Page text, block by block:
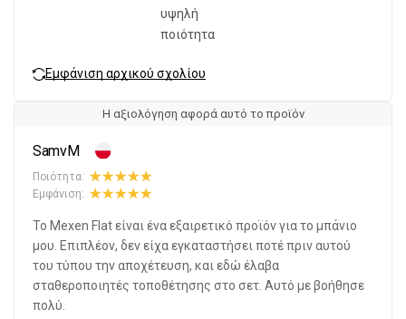
υψηλή
ποιότητα
Εμφάνιση αρχικού σχολίου
Η αξιολόγηση αφορά αυτό το προϊόν
SamvM
Ποιότητα:
Εμφάνιση:
Το Mexen Flat είναι ένα εξαιρετικό προϊόν για το μπάνιο
μου. Επιπλέον, δεν είχα εγκαταστήσει ποτέ πριν αυτού
του τύπου την αποχέτευση, και εδώ έλαβα
σταθεροποιητές τοποθέτησης στο σετ. Αυτό με βοήθησε
πολύ.